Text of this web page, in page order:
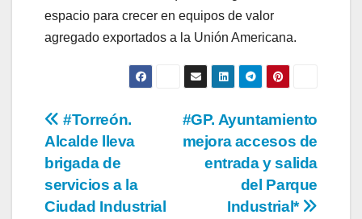
espacio para crecer en equipos de valor
agregado exportados a la Unión Americana.
Navegación
de
entradas
#GP. Ayuntamiento
mejora accesos de
entrada y salida
del Parque
Industrial*
#Torreón.
Alcalde lleva
brigada de
servicios a la
Ciudad Industrial